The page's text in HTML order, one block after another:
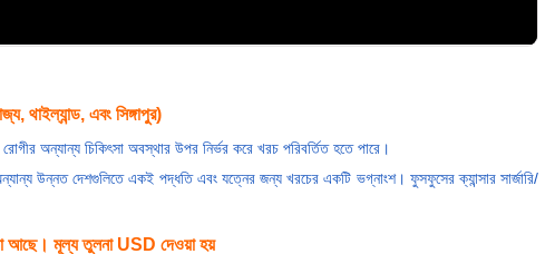
থাইল্যান্ড, এবং সিঙ্গাপুর)
অন্যান্য চিকিৎসা অবস্থার উপর নির্ভর করে খরচ পরিবর্তিত হতে পারে।
অন্যান্য উন্নত দেশগুলিতে একই পদ্ধতি এবং যত্নের জন্য খরচের একটি ভগ্নাংশ। ফুসফুসের ক্যান্সার সার্জারি/
আছে। মূল্য তুলনা USD দেওয়া হয়